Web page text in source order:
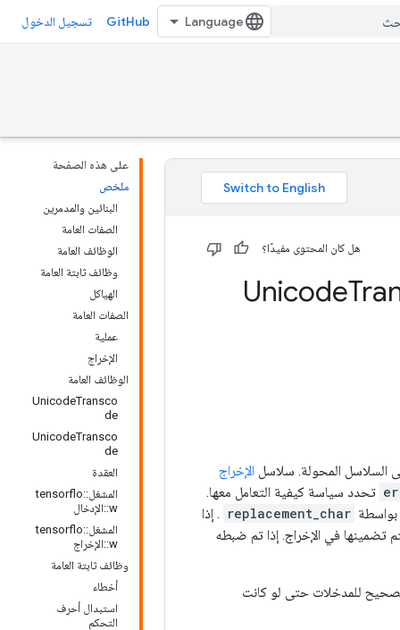
GitHub تسجيل الدخول
على هذه الصفحة
ملخص
البنائين والمدمرين
الصفات العامة
الوظائف العامة
وظائف ثابتة العامة
الهياكل
الصفات العامة
عملية
الإخراج
الوظائف العامة
UnicodeTransco
de
UnicodeTransco
de
العقدة
المشغل::tensorflo
w::الإدخال
المشغل::tensorflo
w::الإخراج
وظائف ثابتة العامة
أخطاء
استبدال أحرف
التحكم
هل كان المحتوى مفيدًا؟
السلاسل المحولة. سلاسل الإخراج
تحدد سياسة كيفية التعامل معها.
بواسطة replacement_char . إذا
في الإخراج. إذا تم ضبطه
للمدخلات حتى لو كانت